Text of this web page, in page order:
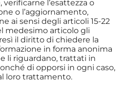
l’esattezza o
o l’aggiornamento,
ai sensi degli articoli 15-22
medesimo articolo gli
il diritto di chiedere la
in forma anonima
li riguardano, trattati in
di opporsi in ogni caso,
loro trattamento.